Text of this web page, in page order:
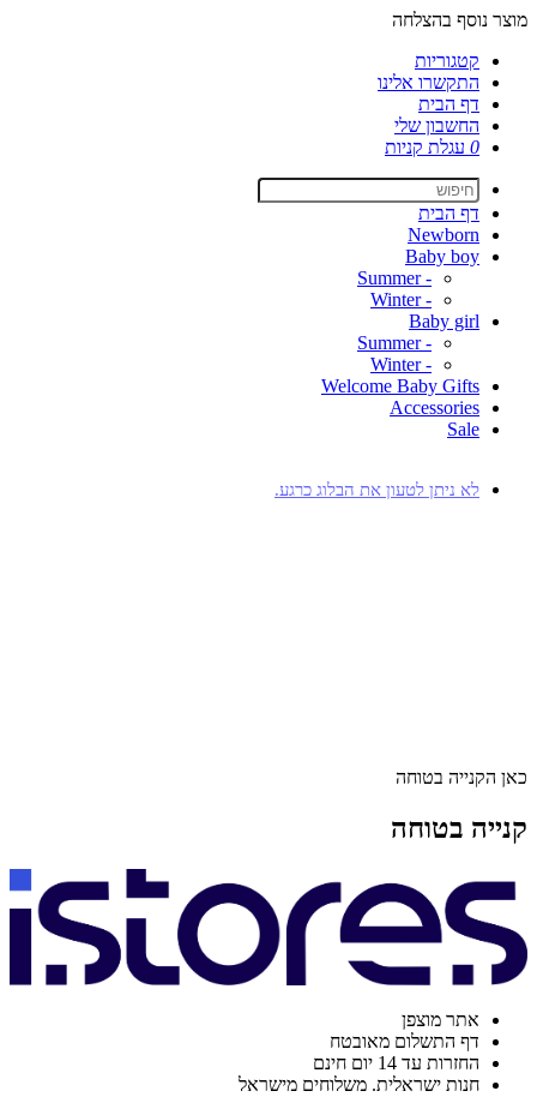
מוצר נוסף בהצלחה
קטגוריות
התקשרו אלינו
דף הבית
החשבון שלי
0 עגלת קניות
דף הבית
Newborn
Baby boy
- Summer
- Winter
Baby girl
- Summer
- Winter
Welcome Baby Gifts
Accessories
Sale
לא ניתן לטעון את הבלוג כרגע.
כאן הקנייה בטוחה
קנייה בטוחה
אתר מוצפן
דף התשלום מאובטח
החזרות עד 14 יום חינם
חנות ישראלית. משלוחים מישראל